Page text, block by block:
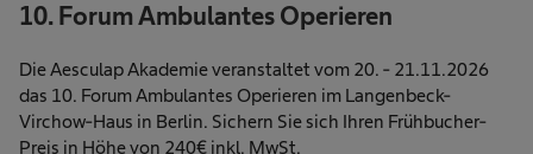
10. Forum Ambulantes Operieren
Die Aesculap Akademie veranstaltet vom 20. - 21.11.2026
das 10. Forum Ambulantes Operieren im Langenbeck-
Virchow-Haus in Berlin. Sichern Sie sich Ihren Frühbucher-
Preis in Höhe von 240€ inkl. MwSt.